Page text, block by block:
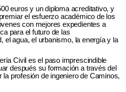
euros y un diploma acreditativo, y
el esfuerzo académico de los
con mejores expedientes a
para el futuro de las
el agua, el urbanismo, la energía y la
Civil es el paso imprescindible
después su formación a través del
profesión de ingeniero de Caminos,